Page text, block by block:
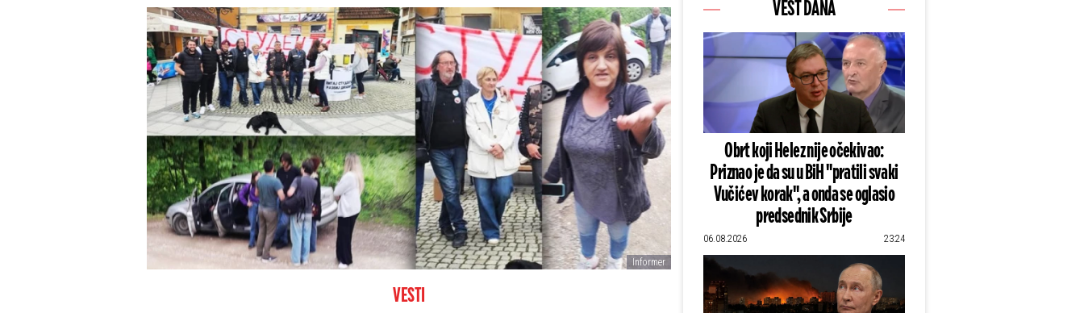
Informer
VESTI
VEST DANA
Obrt koji Helez nije očekivao:
Priznao je da su u BiH "pratili svaki
Vučićev korak", a onda se oglasio
predsednik Srbije
06.08.2026 23:24